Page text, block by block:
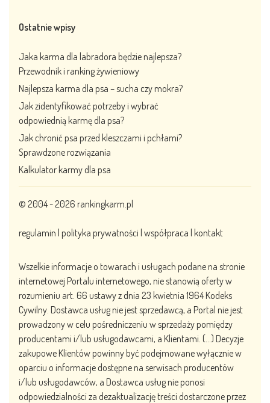
Ostatnie wpisy
Jaka karma dla labradora będzie najlepsza?
Przewodnik i ranking żywieniowy
Najlepsza karma dla psa – sucha czy mokra?
Jak zidentyfikować potrzeby i wybrać
odpowiednią karmę dla psa?
Jak chronić psa przed kleszczami i pchłami?
Sprawdzone rozwiązania
Kalkulator karmy dla psa
© 2004 - 2026 rankingkarm.pl
regulamin | polityka prywatności | współpraca | kontakt
Wszelkie informacje o towarach i usługach podane na stronie
internetowej Portalu internetowego, nie stanowią oferty w
rozumieniu art. 66 ustawy z dnia 23 kwietnia 1964 Kodeks
Cywilny. Dostawca usług nie jest sprzedawcą, a Portal nie jest
prowadzony w celu pośredniczeniu w sprzedaży pomiędzy
producentami i/lub usługodawcami, a Klientami. (…) Decyzje
zakupowe Klientów powinny być podejmowane wyłącznie w
oparciu o informacje dostępne na serwisach producentów
i/lub usługodawców, a Dostawca usług nie ponosi
odpowiedzialności za dezaktualizację treści dostarczone przez